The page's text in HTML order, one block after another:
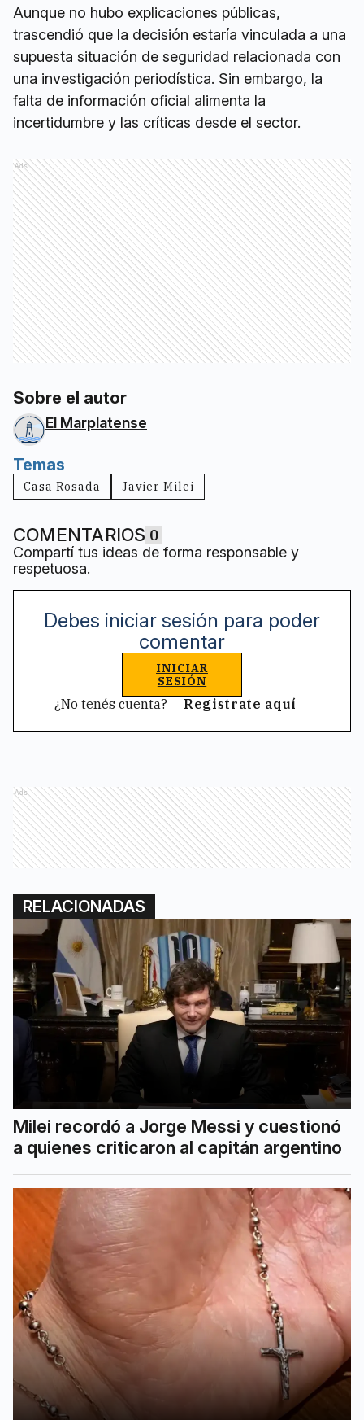
Aunque no hubo explicaciones públicas,
trascendió que la decisión estaría vinculada a una
supuesta situación de seguridad relacionada con
una investigación periodística. Sin embargo, la
falta de información oficial alimenta la
incertidumbre y las críticas desde el sector.
Ads
Sobre el autor
El Marplatense
Temas
Casa Rosada Javier Milei
COMENTARIOS 0
Compartí tus ideas de forma responsable y
respetuosa.
Debes iniciar sesión para poder
comentar
INICIAR
SESIÓN
¿No tenés cuenta? Registrate aquí
Ads
RELACIONADAS
Milei recordó a Jorge Messi y cuestionó
a quienes criticaron al capitán argentino